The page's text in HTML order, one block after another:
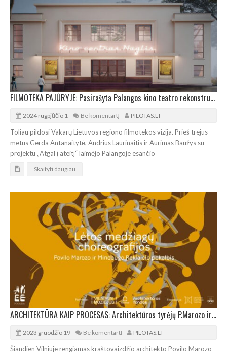
FILMOTEKA PAJŪRYJE: Pasirašyta Palangos kino teatro rekonstrukcijos rangos sutartis
2024 rugpjūčio 1 Be komentarų PILOTAS.LT
Toliau pildosi Vakarų Lietuvos regiono filmotekos vizija. Prieš trejus
metus Gerda Antanaitytė, Andrius Laurinaitis ir Aurimas Baužys su
projektu „Atgal į ateitį“ laimėjo Palangoje esančio
Skaityti daugiau
ARCHITEKTŪRA KAIP PROCESAS: Architektūros tyrėjų P.Marozo ir M.Reklaičio pokalbis Vilniuje
2023 gruodžio 19 Be komentarų PILOTAS.LT
Šiandien Vilniuje rengiamas kraštovaizdžio architekto Povilo Marozo